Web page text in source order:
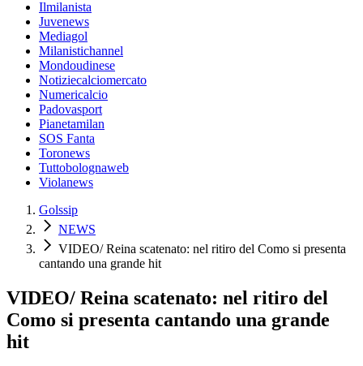
Ilmilanista
Juvenews
Mediagol
Milanistichannel
Mondoudinese
Notiziecalciomercato
Numericalcio
Padovasport
Pianetamilan
SOS Fanta
Toronews
Tuttobolognaweb
Violanews
Golssip
NEWS
VIDEO/ Reina scatenato: nel ritiro del Como si presenta
cantando una grande hit
VIDEO/ Reina scatenato: nel ritiro del
Como si presenta cantando una grande
hit